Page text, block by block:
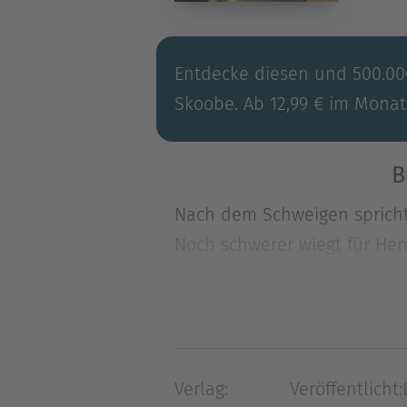
Entdecke diesen und
Skoobe. Ab 12,99 € im
Nach dem Schweigen
Noch schwerer wiegt für
Noch schwerer wiegt für
war, ein bis heute
Verlag: Veröffentlicht: